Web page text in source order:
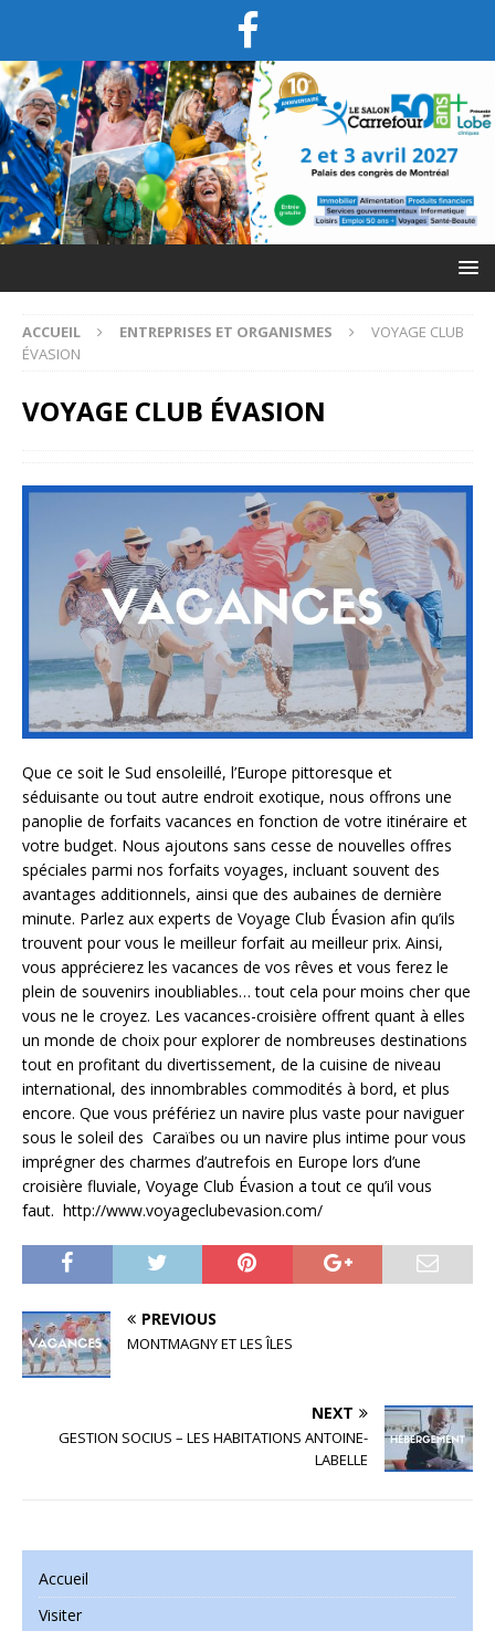
ACCUEIL ENTREPRISES ET ORGANISMES
VOYAGE CLUB
ÉVASION
VOYAGE CLUB ÉVASION
Que ce soit le Sud ensoleillé, l’Europe pittoresque et
séduisante ou tout autre endroit exotique, nous offrons une
panoplie de forfaits vacances en fonction de votre itinéraire et
votre budget. Nous ajoutons sans cesse de nouvelles offres
spéciales parmi nos forfaits voyages, incluant souvent des
avantages additionnels, ainsi que des aubaines de dernière
minute. Parlez aux experts de Voyage Club Évasion afin qu’ils
trouvent pour vous le meilleur forfait au meilleur prix. Ainsi,
vous apprécierez les vacances de vos rêves et vous ferez le
plein de souvenirs inoubliables… tout cela pour moins cher que
vous ne le croyez. Les vacances-croisière offrent quant à elles
un monde de choix pour explorer de nombreuses destinations
tout en profitant du divertissement, de la cuisine de niveau
international, des innombrables commodités à bord, et plus
encore. Que vous préfériez un navire plus vaste pour naviguer
sous le soleil des Caraïbes ou un navire plus intime pour vous
imprégner des charmes d’autrefois en Europe lors d’une
croisière fluviale, Voyage Club Évasion a tout ce qu’il vous
faut. http://www.voyageclubevasion.com/
PREVIOUS
MONTMAGNY ET LES ÎLES
NEXT
GESTION SOCIUS – LES HABITATIONS ANTOINE-
LABELLE
Accueil
Visiter